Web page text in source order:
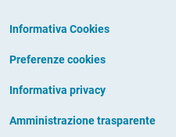
Informativa Cookies
Preferenze cookies
Informativa privacy
Amministrazione trasparente